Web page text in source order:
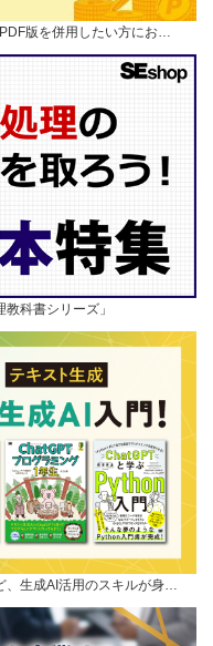
版を併用したい方にお…
科書シリーズ」
、生成AI活用のスキルが身…